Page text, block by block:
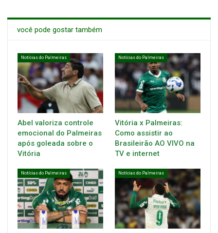
você pode gostar também
Notícias do Palmeiras
Abel valoriza controle
emocional do Palmeiras
após goleada sobre o
Vitória
Notícias do Palmeiras
Vitória x Palmeiras:
Como assistir ao
Brasileirão AO VIVO na
TV e internet
Notícias do Palmeiras Notícias do Palmeiras